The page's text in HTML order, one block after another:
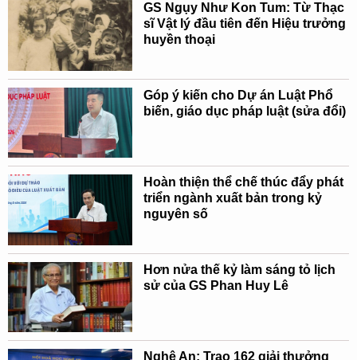
GS Ngụy Như Kon Tum: Từ Thạc
sĩ Vật lý đầu tiên đến Hiệu trưởng
huyền thoại
Góp ý kiến cho Dự án Luật Phổ
biến, giáo dục pháp luật (sửa đổi)
Hoàn thiện thể chế thúc đẩy phát
triển ngành xuất bản trong kỷ
nguyên số
Hơn nửa thế kỷ làm sáng tỏ lịch
sử của GS Phan Huy Lê
Nghệ An: Trao 162 giải thưởng